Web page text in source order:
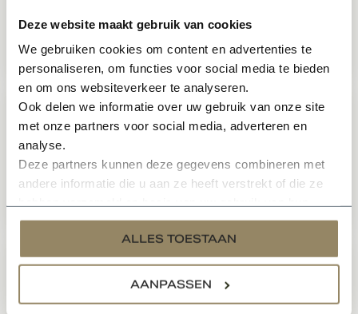
Deze website maakt gebruik van cookies
We gebruiken cookies om content en advertenties te
personaliseren, om functies voor social media te bieden
en om ons websiteverkeer te analyseren.
Ook delen we informatie over uw gebruik van onze site
met onze partners voor social media, adverteren en
analyse.
Deze partners kunnen deze gegevens combineren met
andere informatie die u aan ze heeft verstrekt of die ze
services.
ALLES TOESTAAN
AANPASSEN
520,50
Eiken fineer binnendeur Roble Uno
Te bestellen
Roble Dos rechts